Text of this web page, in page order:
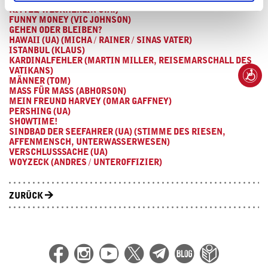
KITTEL/WECKHERLIN U.A.)
FUNNY MONEY (VIC JOHNSON)
GEHEN ODER BLEIBEN?
HAWAII (UA) (MICHA / RAINER / SINAS VATER)
ISTANBUL (KLAUS)
KARDINALFEHLER (MARTIN MILLER, REISEMARSCHALL DES
VATIKANS)
MÄNNER (TOM)
MASS FÜR MASS (ABHORSON)
MEIN FREUND HARVEY (OMAR GAFFNEY)
PERSHING (UA)
SHOWTIME!
SINDBAD DER SEEFAHRER (UA) (STIMME DES RIESEN,
AFFENMENSCH, UNTERWASSERWESEN)
VERSCHLUSSSACHE (UA)
WOYZECK (ANDRES / UNTEROFFIZIER)
ZURÜCK